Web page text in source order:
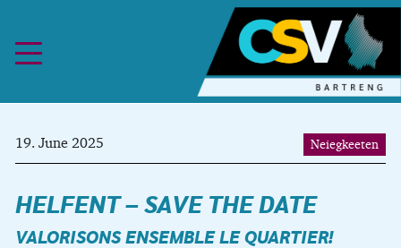
HELFENT – SAVE THE DATE
19. June 2025 Neiegkeeten
VALORISONS ENSEMBLE LE QUARTIER!